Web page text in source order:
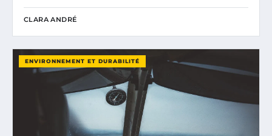
CLARA ANDRÉ
ENVIRONNEMENT ET DURABILITÉ